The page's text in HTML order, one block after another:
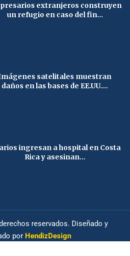
extranjeros construyen
un refugio en caso del fin...
satelitales muestran
daños en las bases de EE.UU....
ingresan a hospital en Costa
Rica y asesinan...
reservados. Diseñado y
por HendizDesign